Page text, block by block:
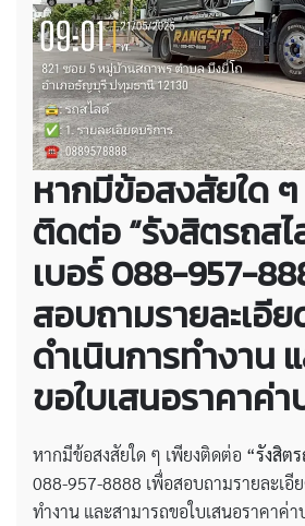
หากมีข้อสงสัยใด
ติดต่อ “รังสิตรถสไ
เบอร์ 088-957-
สอบถามรายละเอี
ดำเนินการทำงาน
ขอใบเสนอราคาค่า
หากมีข้อสงสัยใด ๆ เพียงติดต่อ “รังสิต
088-957-8888 เพื่อสอบถามรายละเอี
ทำงาน และสามารถขอใบเสนอราคาค่